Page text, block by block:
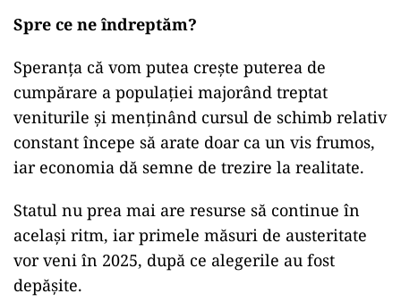
Spre ce ne îndreptăm?
Speranța că vom putea crește puterea de
cumpărare a populației majorând treptat
veniturile și menținând cursul de schimb relativ
constant începe să arate doar ca un vis frumos,
iar economia dă semne de trezire la realitate.
Statul nu prea mai are resurse să continue în
același ritm, iar primele măsuri de austeritate
vor veni în 2025, după ce alegerile au fost
depășite.